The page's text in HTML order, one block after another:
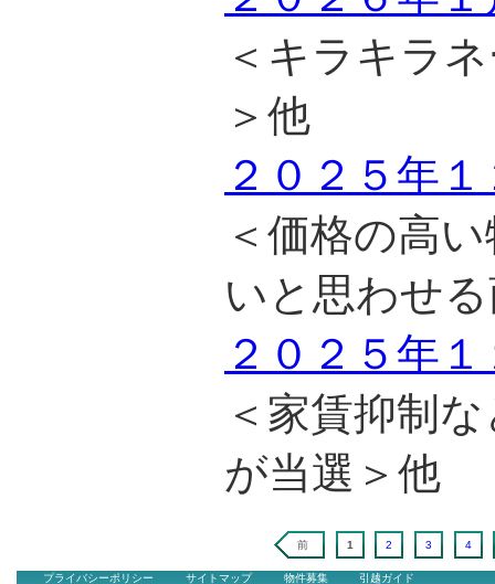
＜キラキラ
＞他
２０２５年
＜価格の高
いと思わせ
２０２５年
＜家賃抑制
が当選＞他
前 1 2 3 4
プライバシーポリシー サイトマップ 物件募集 引越ガイド